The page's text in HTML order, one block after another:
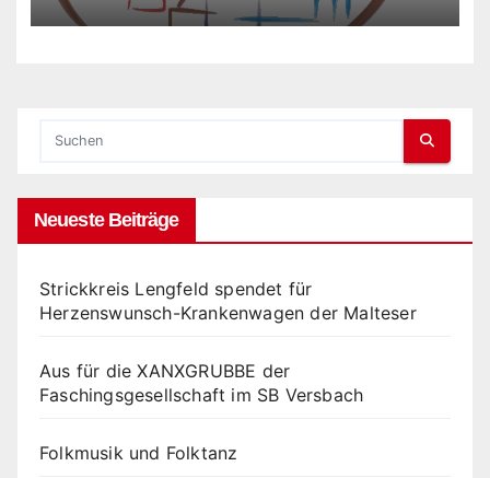
Neueste Beiträge
Strickkreis Lengfeld spendet für
Herzenswunsch-Krankenwagen der Malteser
Aus für die XANXGRUBBE der
Faschingsgesellschaft im SB Versbach
Folkmusik und Folktanz